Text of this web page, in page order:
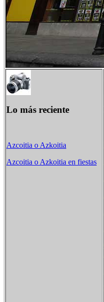
Lo más reciente
Azcoitia o Azkoitia
Azcoitia o Azkoitia en fiestas